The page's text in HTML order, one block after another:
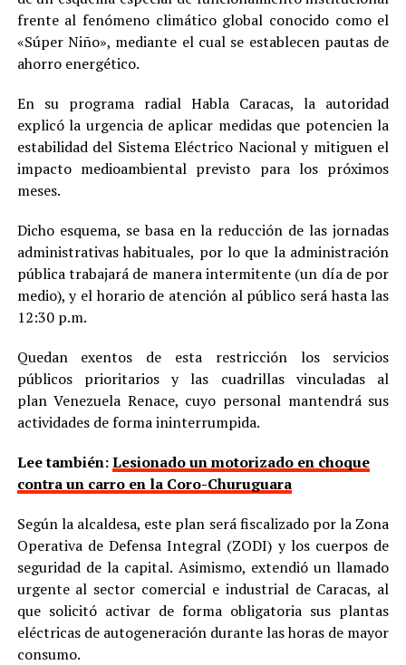
frente al fenómeno climático global conocido como el
«Súper Niño», mediante el cual se establecen pautas de
ahorro energético.
En su programa radial Habla Caracas, la autoridad
explicó la urgencia de aplicar medidas que potencien la
estabilidad del Sistema Eléctrico Nacional y mitiguen el
impacto medioambiental previsto para los próximos
meses.
Dicho esquema, se basa en la reducción de las jornadas
administrativas habituales, por lo que la administración
pública trabajará de manera intermitente (un día de por
medio), y el horario de atención al público será hasta las
12:30 p.m.
Quedan exentos de esta restricción los servicios
públicos prioritarios y las cuadrillas vinculadas al
plan Venezuela Renace, cuyo personal mantendrá sus
actividades de forma ininterrumpida.
Lee también:Lesionado un motorizado en choque
contra un carro en la Coro-Churuguara
Según la alcaldesa, este plan será fiscalizado por la Zona
Operativa de Defensa Integral (ZODI) y los cuerpos de
seguridad de la capital. Asimismo, extendió un llamado
urgente al sector comercial e industrial de Caracas, al
que solicitó activar de forma obligatoria sus plantas
eléctricas de autogeneración durante las horas de mayor
consumo.